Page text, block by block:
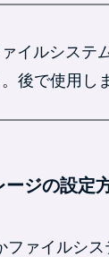
イルシステ
後で使用し
ージの設定
ファイルシス